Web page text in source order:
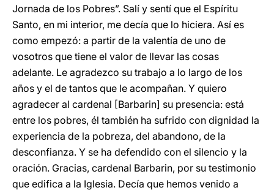
Jornada de los Pobres”. Salí y sentí que el Espíritu
Santo, en mi interior, me decía que lo hiciera. Así es
como empezó: a partir de la valentía de uno de
vosotros que tiene el valor de llevar las cosas
adelante. Le agradezco su trabajo a lo largo de los
años y el de tantos que le acompañan. Y quiero
agradecer al cardenal [Barbarin] su presencia: está
entre los pobres, él también ha sufrido con dignidad la
experiencia de la pobreza, del abandono, de la
desconfianza. Y se ha defendido con el silencio y la
oración. Gracias, cardenal Barbarin, por su testimonio
que edifica a la Iglesia. Decía que hemos venido a